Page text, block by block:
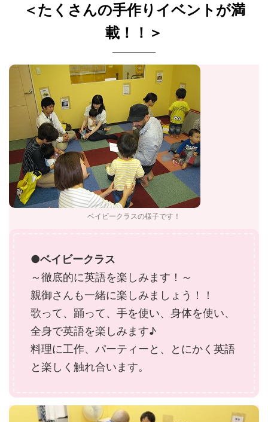
＜たくさんの手作りイベントが満
載！！＞
ベイビークラスの様子です！
●ベイビークラス
～徹底的に英語を楽しみます！～
親御さんも一緒に楽しみましょう！！
歌って、踊って、手を使い、身体を使い、
全身で英語を楽しみます♪
料理に工作、パーティーと、とにかく英語
と楽しく触れ合います。